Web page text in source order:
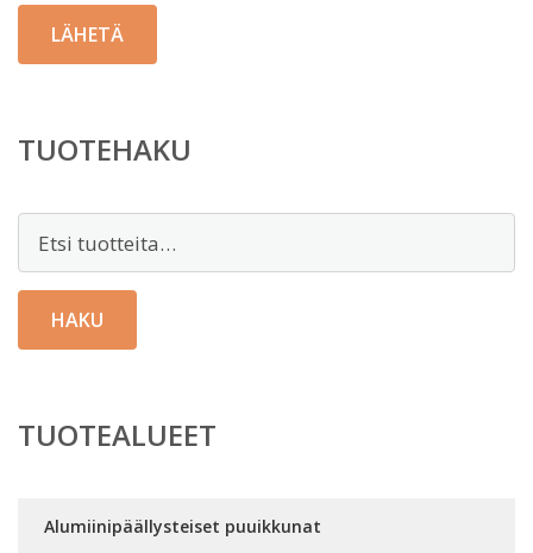
TUOTEHAKU
HAKU
TUOTEALUEET
Alumiinipäällysteiset puuikkunat